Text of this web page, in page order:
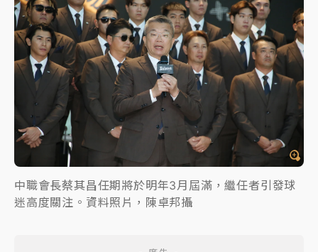
中職會長蔡其昌任期將於明年3月屆滿，繼任者引發球
迷高度關注。資料照片，陳卓邦攝